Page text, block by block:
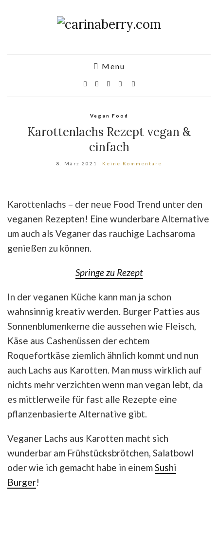
Menu
Vegan Food
Karottenlachs Rezept vegan &
einfach
8. März 2021 Keine Kommentare
Karottenlachs – der neue Food Trend unter den
veganen Rezepten! Eine wunderbare Alternative
um auch als Veganer das rauchige Lachsaroma
genießen zu können.
Springe zu Rezept
In der veganen Küche kann man ja schon
wahnsinnig kreativ werden. Burger Patties aus
Sonnenblumenkerne die aussehen wie Fleisch,
Käse aus Cashenüssen der echtem
Roquefortkäse ziemlich ähnlich kommt und nun
auch Lachs aus Karotten. Man muss wirklich auf
nichts mehr verzichten wenn man vegan lebt, da
es mittlerweile für fast alle Rezepte eine
pflanzenbasierte Alternative gibt.
Veganer Lachs aus Karotten macht sich
wunderbar am Frühstücksbrötchen, Salatbowl
oder wie ich gemacht habe in einemSushi
Burger!